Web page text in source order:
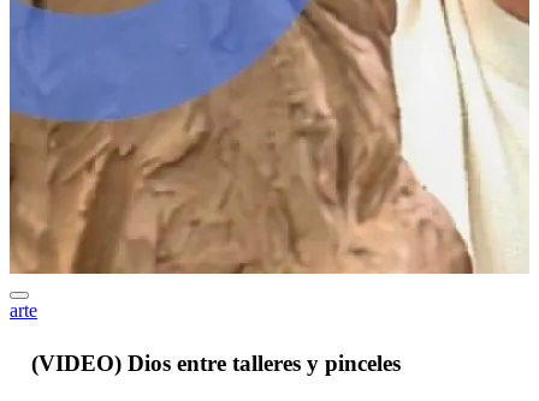
arte
(VIDEO) Dios entre talleres y pinceles